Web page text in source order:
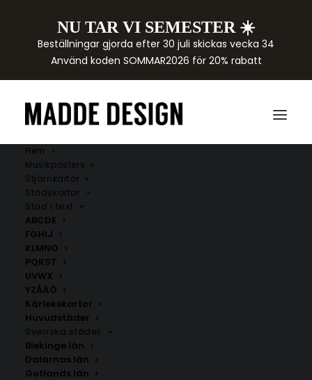
NU TAR VI SEMESTER ☀️
Beställningar gjorda efter 30 juli skickas vecka 34
Använd koden SOMMAR2026 för 20% rabatt
Hem
Musikposters
Stjärnkartor
Stadskartor
Stad i text
ABCDE
FGHIJ
KLMNO
PQRST
UVWX
YZÅÄÖ
Kärlekskartor
Huvudstäder
Svenska städer
Blekinge län
Dalarnas län
Gotlands län
bokstäver Y Z Å Ä Ö
Upptäck posters med bokstäver Y Z Å Ä Ö. Perfekta
för att skapa en personlig och stilren tavelvägg. Här
hittar du bokstavsposters i olika typsnitt, färger och
mönster, från minimalistiska svartvita designer till
lekfulla motiv som passar barnrum.